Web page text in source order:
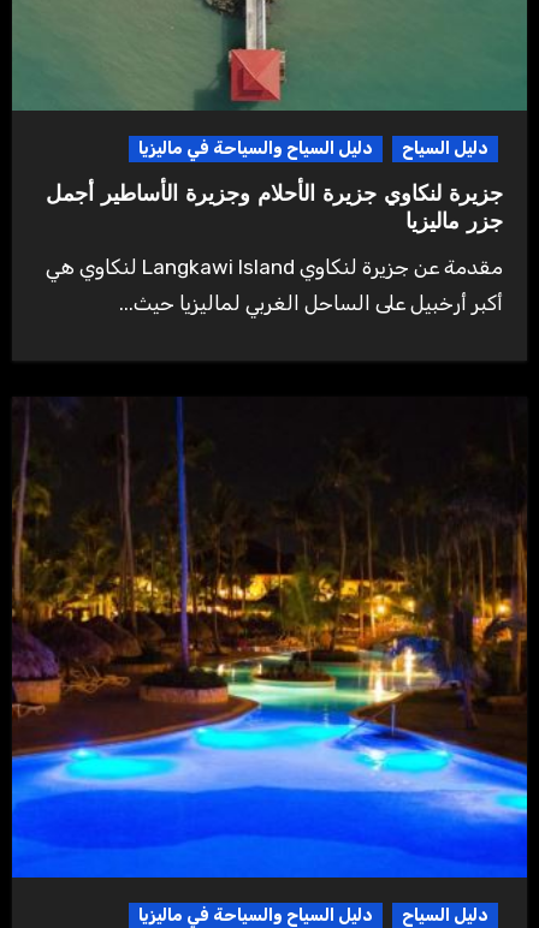
دليل السياح دليل السياح والسياحة في ماليزيا
جزيرة لنكاوي جزيرة الأحلام وجزيرة الأساطير أجمل
جزر ماليزيا
مقدمة عن جزيرة لنكاوي Langkawi Island لنكاوي هي
أكبر أرخبيل على الساحل الغربي لماليزيا حيث...
دليل السياح دليل السياح والسياحة في ماليزيا